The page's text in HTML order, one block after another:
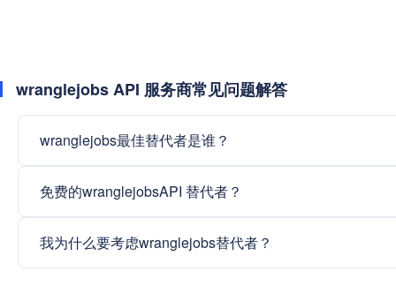
wranglejobs API 服务商常见问题解答
wranglejobs最佳替代者是谁？
免费的wranglejobsAPI 替代者？
我为什么要考虑wranglejobs替代者？